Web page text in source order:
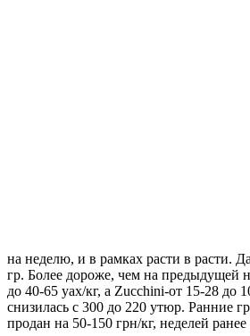
на неделю, и в рамках расти в расти.
гр. Более дороже, чем на предыдущей
до 40-65 уах/кг, а Zucchini-от 15-28 до
снизилась с 300 до 220 утюр. Ранние
продан на 50-150 грн/кг, неделей